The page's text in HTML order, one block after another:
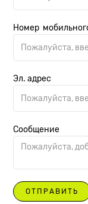
Номер
Эл. адрес
Сообщение